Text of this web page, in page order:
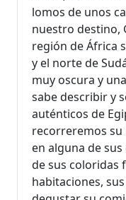
lomos de unos
nuestro destino,
región de África
y el norte de
muy oscura y
sabe describir y
auténticos de
recorreremos
en alguna de
de sus coloridas
habitaciones,